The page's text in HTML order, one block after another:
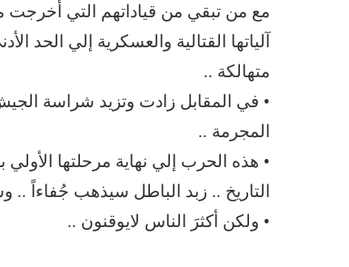
مع من تبقي من قياداتهم التي أٌخرجت
آلياتها القتالية والعسكرية إلي الحد
متهالكة ..
• في المقابل زادت وتزيد شراسة
المجرمة ..
• هذه الحرب إلي نهاية مرحلتها
التاريخ .. زبد الباطل سيذهب جُفاءاً
• ولكن أكثرَ الناس لايوقنون ..